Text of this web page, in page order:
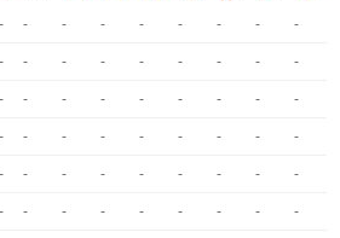
- - - - - - - - -
- - - - - - - - -
- - - - - - - - -
- - - - - - - - -
- - - - - - - - -
- - - - - - - - -